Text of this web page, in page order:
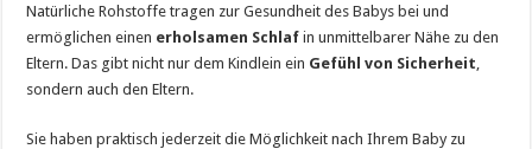
Natürliche Rohstoffe tragen zur Gesundheit des Babys bei und
ermöglichen einen erholsamen Schlaf in unmittelbarer Nähe zu den
Eltern. Das gibt nicht nur dem Kindlein ein Gefühl von Sicherheit
sondern auch den Eltern.
Sie haben praktisch jederzeit die Möglichkeit nach Ihrem Baby zu